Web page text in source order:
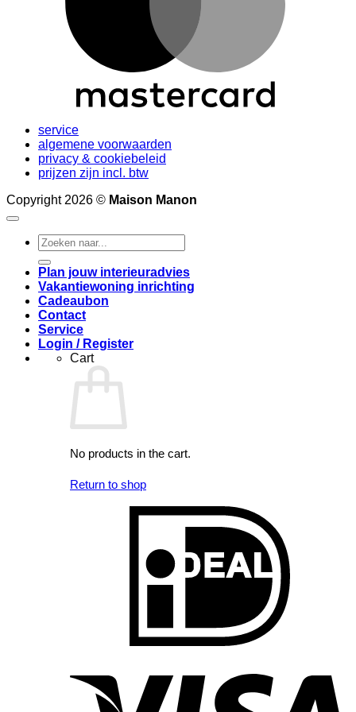
service
algemene voorwaarden
privacy & cookiebeleid
prijzen zijn incl. btw
Copyright 2026 © Maison Manon
Search
for:
Plan jouw interieuradvies
Vakantiewoning inrichting
Cadeaubon
Contact
Service
Login / Register
Cart
No products in the cart.
Return to shop